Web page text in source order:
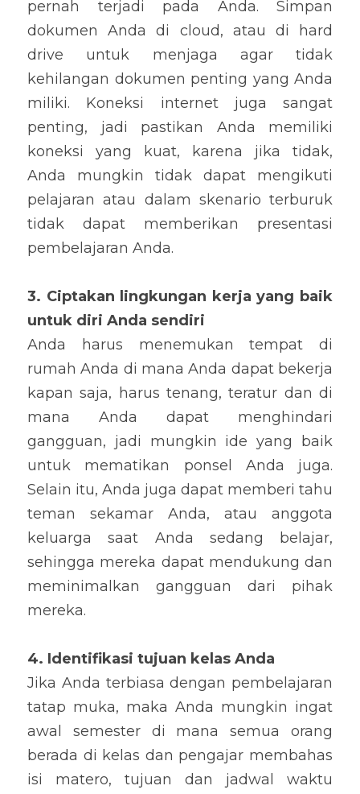
pernah terjadi pada Anda. Simpan
dokumen Anda di cloud, atau di hard
drive untuk menjaga agar tidak
kehilangan dokumen penting yang Anda
miliki. Koneksi internet juga sangat
penting, jadi pastikan Anda memiliki
koneksi yang kuat, karena jika tidak,
Anda mungkin tidak dapat mengikuti
pelajaran atau dalam skenario terburuk
tidak dapat memberikan presentasi
pembelajaran Anda.
3. Ciptakan lingkungan kerja yang baik
untuk diri Anda sendiri
Anda harus menemukan tempat di
rumah Anda di mana Anda dapat bekerja
kapan saja, harus tenang, teratur dan di
mana Anda dapat menghindari
gangguan, jadi mungkin ide yang baik
untuk mematikan ponsel Anda juga.
Selain itu, Anda juga dapat memberi tahu
teman sekamar Anda, atau anggota
keluarga saat Anda sedang belajar,
sehingga mereka dapat mendukung dan
meminimalkan gangguan dari pihak
mereka.
4. Identifikasi tujuan kelas Anda
Jika Anda terbiasa dengan pembelajaran
tatap muka, maka Anda mungkin ingat
awal semester di mana semua orang
berada di kelas dan pengajar membahas
isi matero, tujuan dan jadwal waktu